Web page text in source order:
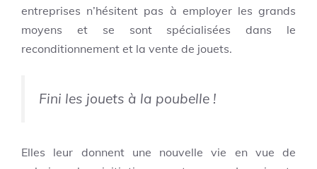
entreprises n’hésitent pas à employer les grands
moyens et se sont spécialisées dans le
reconditionnement et la vente de jouets.
Fini les jouets à la poubelle !
Elles leur donnent une nouvelle vie en vue de